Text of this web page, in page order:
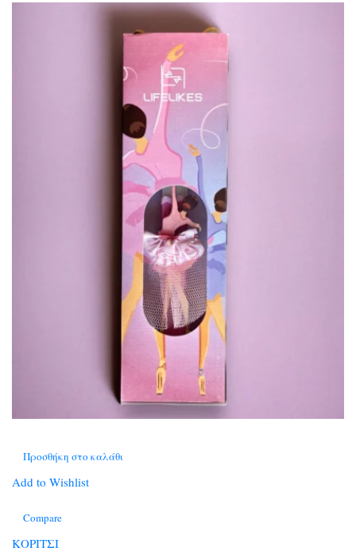
Προσθήκη στο καλάθι
Add to Wishlist
Compare
ΚΟΡΙΤΣΙ